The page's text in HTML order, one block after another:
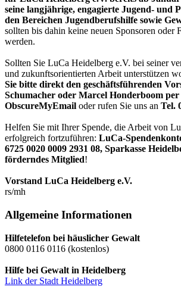
seine langjährige, engagierte Jugend- und
den Bereichen Jugendberufshilfe sowie
sollten bis dahin keine neuen Sponsoren oder
werden.
Sollten Sie LuCa Heidelberg e.V. bei seiner
und zukunftsorientierten Arbeit unterstützen
Sie bitte direkt den geschäftsführenden
Schumacher oder Marcel Honderboom
ObscureMyEmail oder rufen Sie uns an Tel.
Helfen Sie mit Ihrer Spende, die Arbeit von
erfolgreich fortzuführen: LuCa-
6725 0020 0009 2931 08, Sparkasse
förderndes Mitglied!
Vorstand LuCa Heidelberg e.V.
rs/mh
Allgemeine Informationen
Hilfetelefon bei häuslicher Gewalt
0800 0116 0116 (kostenlos)
Hilfe bei Gewalt in Heidelberg
Link der Stadt Heidelberg